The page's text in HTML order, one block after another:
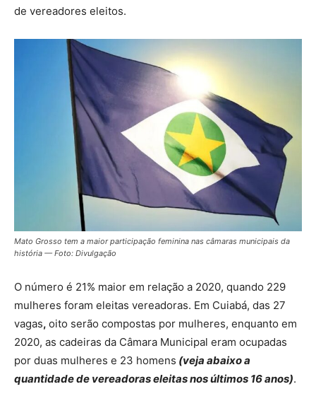
de vereadores eleitos.
Mato Grosso tem a maior participação feminina nas câmaras municipais da
história — Foto: Divulgação
O número é 21% maior em relação a 2020, quando 229
mulheres foram eleitas vereadoras. Em Cuiabá, das 27
vagas, oito serão compostas por mulheres, enquanto em
2020, as cadeiras da Câmara Municipal eram ocupadas
por duas mulheres e 23 homens (veja abaixo a
quantidade de vereadoras eleitas nos últimos 16 anos).